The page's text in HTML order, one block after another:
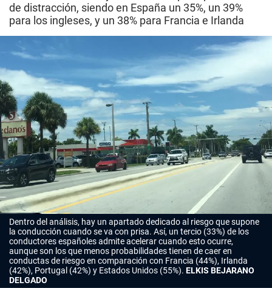
de distracción, siendo en España un 35%, un 39%
para los ingleses, y un 38% para Francia e Irlanda
Dentro del análisis, hay un apartado dedicado al riesgo que supone
la conducción cuando se va con prisa. Así, un tercio (33%) de los
conductores españoles admite acelerar cuando esto ocurre,
aunque son los que menos probabilidades tienen de caer en
conductas de riesgo en comparación con Francia (44%), Irlanda
(42%), Portugal (42%) y Estados Unidos (55%). ELKIS BEJARANO
DELGADO